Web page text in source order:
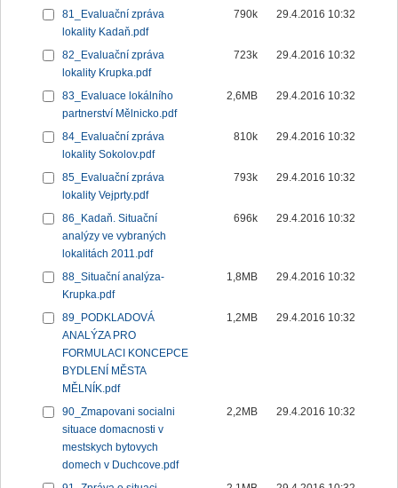
81_Evaluační zpráva
lokality Kadaň.pdf
790k 29.4.2016 10:32
82_Evaluační zpráva
lokality Krupka.pdf
723k 29.4.2016 10:32
83_Evaluace lokálního
partnerství Mělnicko.pdf
2,6MB 29.4.2016 10:32
84_Evaluační zpráva
lokality Sokolov.pdf
810k 29.4.2016 10:32
85_Evaluační zpráva
lokality Vejprty.pdf
793k 29.4.2016 10:32
86_Kadaň. Situační
analýzy ve vybraných
lokalitách 2011.pdf
696k 29.4.2016 10:32
88_Situační analýza-
Krupka.pdf
1,8MB 29.4.2016 10:32
89_PODKLADOVÁ
ANALÝZA PRO
FORMULACI KONCEPCE
BYDLENÍ MĚSTA
MĚLNÍK.pdf
1,2MB 29.4.2016 10:32
90_Zmapovani socialni
situace domacnosti v
mestskych bytovych
domech v Duchcove.pdf
2,2MB 29.4.2016 10:32